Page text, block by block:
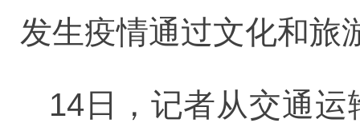
发生疫情通过文化和
14日，记者从交通